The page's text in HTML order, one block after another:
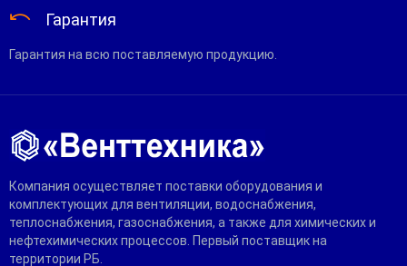
Гарантия
Гарантия на всю поставляемую продукцию.
Компания осуществляет поставки оборудования и
комплектующих для вентиляции, водоснабжения,
теплоснабжения, газоснабжения, а также для химических и
нефтехимических процессов. Первый поставщик на
территории РБ.